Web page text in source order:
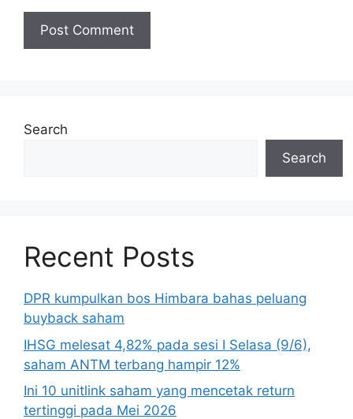
Search
Search
Recent Posts
DPR kumpulkan bos Himbara bahas peluang
buyback saham
IHSG melesat 4,82% pada sesi I Selasa (9/6),
saham ANTM terbang hampir 12%
Ini 10 unitlink saham yang mencetak return
tertinggi pada Mei 2026